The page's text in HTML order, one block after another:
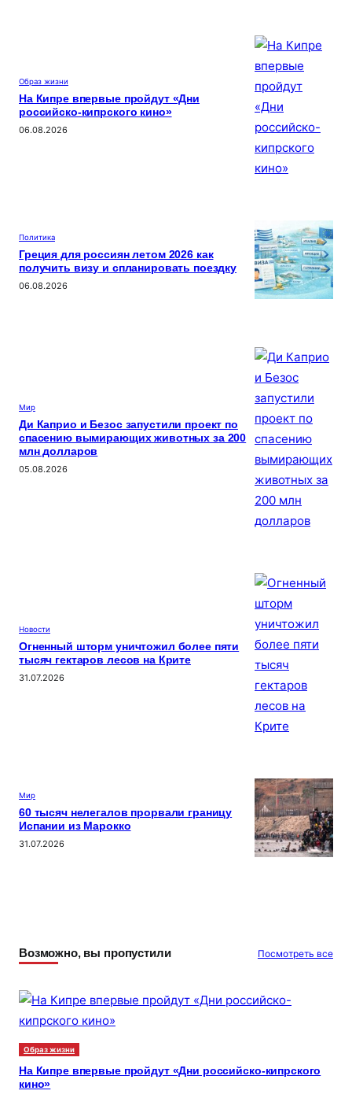
Образ жизни
На Кипре впервые пройдут «Дни
российско-кипрского кино»
06.08.2026
Политика
Греция для россиян летом 2026 как
получить визу и спланировать поездку
06.08.2026
Мир
Ди Каприо и Безос запустили проект по
спасению вымирающих животных за 200
млн долларов
05.08.2026
Новости
Огненный шторм уничтожил более пяти
тысяч гектаров лесов на Крите
31.07.2026
Мир
60 тысяч нелегалов прорвали границу
Испании из Марокко
31.07.2026
Возможно, вы пропустили Посмотреть все
Образ жизни
На Кипре впервые пройдут «Дни российско-кипрского
кино»